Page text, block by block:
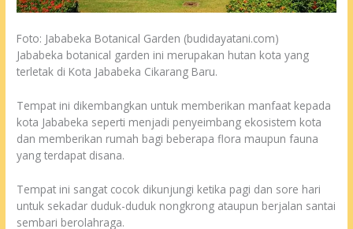
Foto: Jababeka Botanical Garden (budidayatani.com)
Jababeka botanical garden ini merupakan hutan kota yang
terletak di Kota Jababeka Cikarang Baru.
Tempat ini dikembangkan untuk memberikan manfaat kepada
kota Jababeka seperti menjadi penyeimbang ekosistem kota
dan memberikan rumah bagi beberapa flora maupun fauna
yang terdapat disana.
Tempat ini sangat cocok dikunjungi ketika pagi dan sore hari
untuk sekadar duduk-duduk nongkrong ataupun berjalan santai
sembari berolahraga.